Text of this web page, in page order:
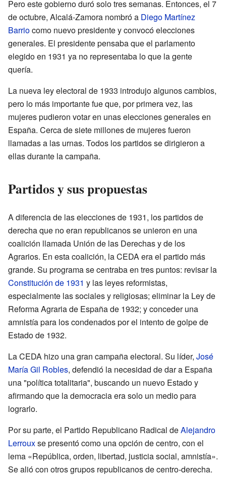
Pero este gobierno duró solo tres semanas. Entonces, el 7
de octubre, Alcalá-Zamora nombró a Diego Martínez
Barriocomo nuevo presidente y convocó elecciones
generales. El presidente pensaba que el parlamento
elegido en 1931 ya no representaba lo que la gente
quería.
La nueva ley electoral de 1933 introdujo algunos cambios,
pero lo más importante fue que, por primera vez, las
mujeres pudieron votar en unas elecciones generales en
España. Cerca de siete millones de mujeres fueron
llamadas a las urnas. Todos los partidos se dirigieron a
ellas durante la campaña.
Partidos y sus propuestas
A diferencia de las elecciones de 1931, los partidos de
derecha que no eran republicanos se unieron en una
coalición llamada Unión de las Derechas y de los
Agrarios. En esta coalición, la CEDA era el partido más
grande. Su programa se centraba en tres puntos: revisar la
Constitución de 1931 y las leyes reformistas,
especialmente las sociales y religiosas; eliminar la Ley de
Reforma Agraria de España de 1932; y conceder una
amnistía para los condenados por el intento de golpe de
Estado de 1932.
La CEDA hizo una gran campaña electoral. Su líder, José
María Gil Robles, defendió la necesidad de dar a España
una "política totalitaria", buscando un nuevo Estado y
afirmando que la democracia era solo un medio para
lograrlo.
Por su parte, el Partido Republicano Radical deAlejandro
Lerrouxse presentó como una opción de centro, con el
lema «República, orden, libertad, justicia social, amnistía».
Se alió con otros grupos republicanos de centro-derecha.